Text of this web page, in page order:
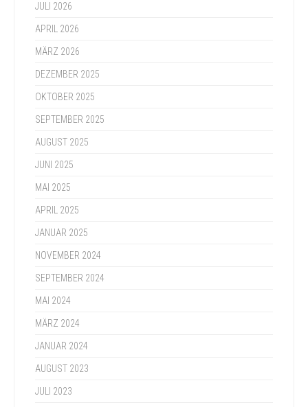
JULI 2026
APRIL 2026
MÄRZ 2026
DEZEMBER 2025
OKTOBER 2025
SEPTEMBER 2025
AUGUST 2025
JUNI 2025
MAI 2025
APRIL 2025
JANUAR 2025
NOVEMBER 2024
SEPTEMBER 2024
MAI 2024
MÄRZ 2024
JANUAR 2024
AUGUST 2023
JULI 2023